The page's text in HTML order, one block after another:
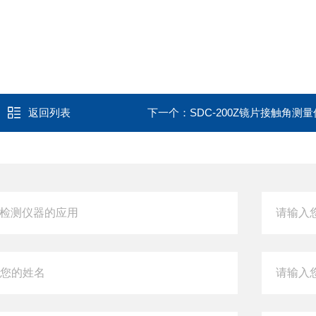
返回列表 下一个： SDC-200Z镜片接触角测量